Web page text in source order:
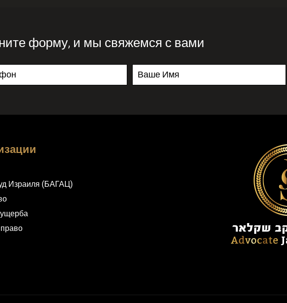
форму, и мы свяжемся с вами
Израиля (БАГАЦ)